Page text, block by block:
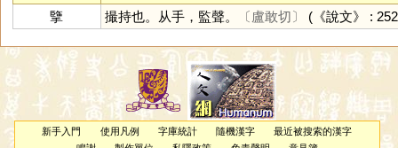
擥
撮持也。从手，監聲。 〔盧敢切〕 (《說文》 :
新手入門 使用凡例 字庫統計 隨機漢字
最近被搜索的漢字